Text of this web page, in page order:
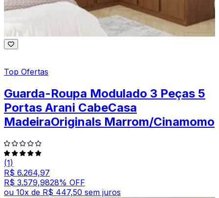
Top Ofertas
Guarda-Roupa Modulado 3 Peças 5
Portas Arani CabeCasa
MadeiraOriginals Marrom/Cinamomo
(1)
R$ 6.264,97
R$ 3.579,9828% OFF
ou 10x de R$ 447,50 sem juros